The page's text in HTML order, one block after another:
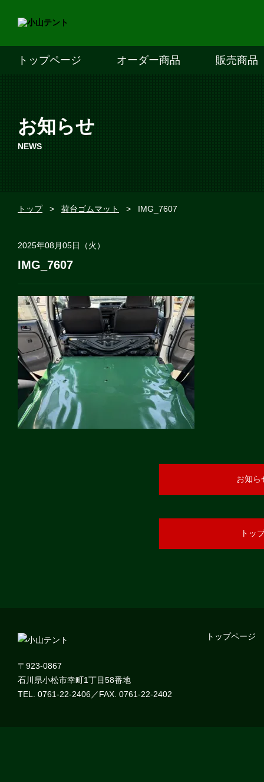
トップページ オーダー商品 販売商品
お知らせ
NEWS
トップ > 荷台ゴムマット > IMG_7607
2025年08月05日（火）
IMG_7607
お知ら
トッ
〒923-0867
石川県小松市幸町1丁目58番地
TEL. 0761-22-2406／FAX. 0761-22-2402
トップページ